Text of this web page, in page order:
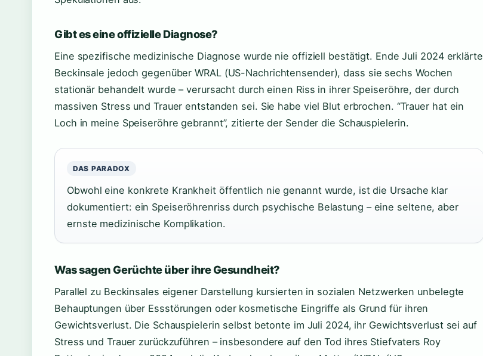
Gibt es eine offizielle Diagnose?
Eine spezifische medizinische Diagnose wurde nie offiziell bestätigt. Ende Juli 2024 erklärte
Beckinsale jedoch gegenüber WRAL (US-Nachrichtensender), dass sie sechs Wochen
stationär behandelt wurde – verursacht durch einen Riss in ihrer Speiseröhre, der durch
massiven Stress und Trauer entstanden sei. Sie habe viel Blut erbrochen. “Trauer hat ein
Loch in meine Speiseröhre gebrannt”, zitierte der Sender die Schauspielerin.
DAS PARADOX
Obwohl eine konkrete Krankheit öffentlich nie genannt wurde, ist die Ursache klar
dokumentiert: ein Speiseröhrenriss durch psychische Belastung – eine seltene, aber
ernste medizinische Komplikation.
Was sagen Gerüchte über ihre Gesundheit?
Parallel zu Beckinsales eigener Darstellung kursierten in sozialen Netzwerken unbelegte
Behauptungen über Essstörungen oder kosmetische Eingriffe als Grund für ihren
Gewichtsverlust. Die Schauspielerin selbst betonte im Juli 2024, ihr Gewichtsverlust sei auf
Stress und Trauer zurückzuführen – insbesondere auf den Tod ihres Stiefvaters Roy